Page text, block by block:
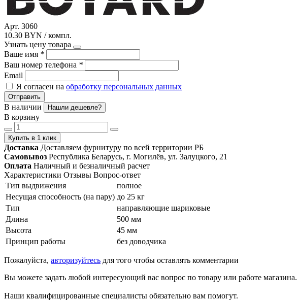
Арт. 3060
10.30 BYN / компл.
Узнать цену товара
Ваше имя *
Ваш номер телефона *
Email
Я согласен на обработку персональных данных
Отправить
В наличии Нашли дешевле?
В корзину
Купить в 1 клик
Доставка Доставляем фурнитуру по всей территории РБ
Самовывоз Республика Беларусь, г. Могилёв, ул. Залуцкого, 21
Оплата Наличный и безналичный расчет
Характеристики Отзывы Вопрос-ответ
Тип выдвижения
полное
Несущая способность (на пару) до 25 кг
Тип
направляющие шариковые
Длина
500 мм
Высота
45 мм
Принцип работы
без доводчика
Пожалуйста, авторизуйтесь для того чтобы оставлять комментарии
Вы можете задать любой интересующий вас вопрос по товару или работе магазина.
Наши квалифицированные специалисты обязательно вам помогут.